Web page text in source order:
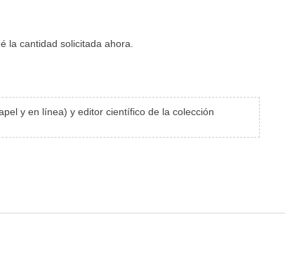
la cantidad solicitada ahora.
y en línea) y editor científico de la colección